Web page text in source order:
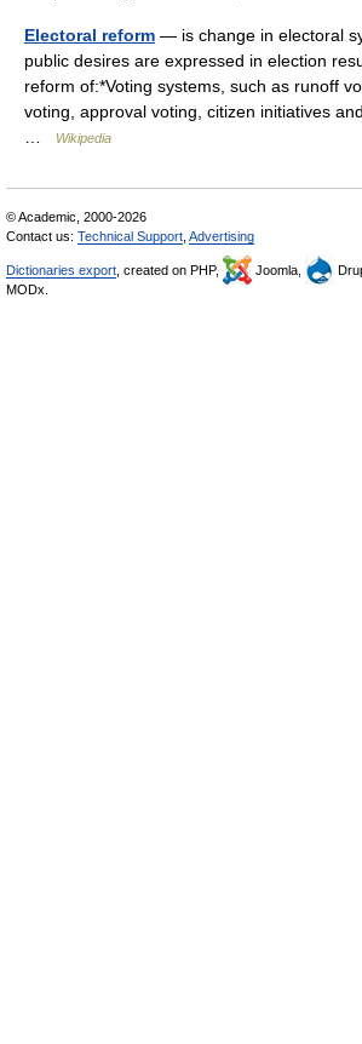
Electoral reform — is change in electoral
public desires are expressed in election
reform of:*Voting systems, such as runoff
voting, approval voting, citizen initiatives
Wikipedia
© Academic, 2000-2026
Contact us: Technical Support Advertising
Dictionaries export , created on PHP, Joomla,
MODx.